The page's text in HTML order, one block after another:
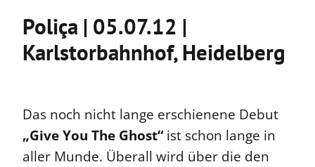
Poliça | 05.07.12 |
Karlstorbahnhof, Heidelberg
Das noch nicht lange erschienene Debut
„Give You The Ghost“ist schon lange in
aller Munde. Überall wird über die den